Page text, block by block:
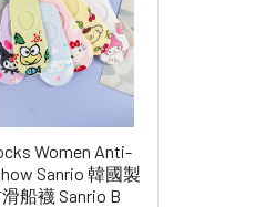
Women Anti-
Sanrio 韓國製
船襪 Sanrio B